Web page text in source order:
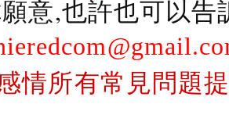
意,也許也可以
情所有常見問題